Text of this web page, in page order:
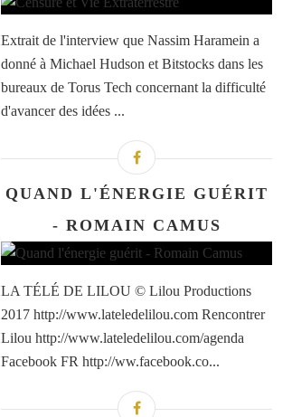
Extrait de l'interview que Nassim Haramein a
donné à Michael Hudson et Bitstocks dans les
bureaux de Torus Tech concernant la difficulté
d'avancer des idées ...
QUAND L'ÉNERGIE GUÉRIT
- ROMAIN CAMUS
LA TÉLÉ DE LILOU © Lilou Productions
2017 http://www.lateledelilou.com Rencontrer
Lilou http://www.lateledelilou.com/agenda
Facebook FR http://ww.facebook.co...